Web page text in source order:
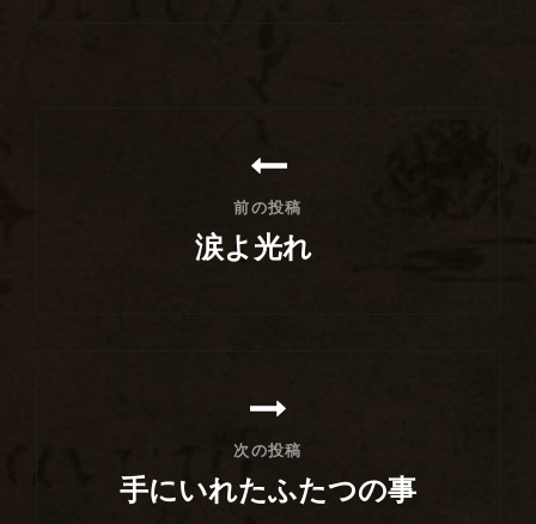
前の投稿
涙よ光れ
次の投稿
手にいれたふたつの事